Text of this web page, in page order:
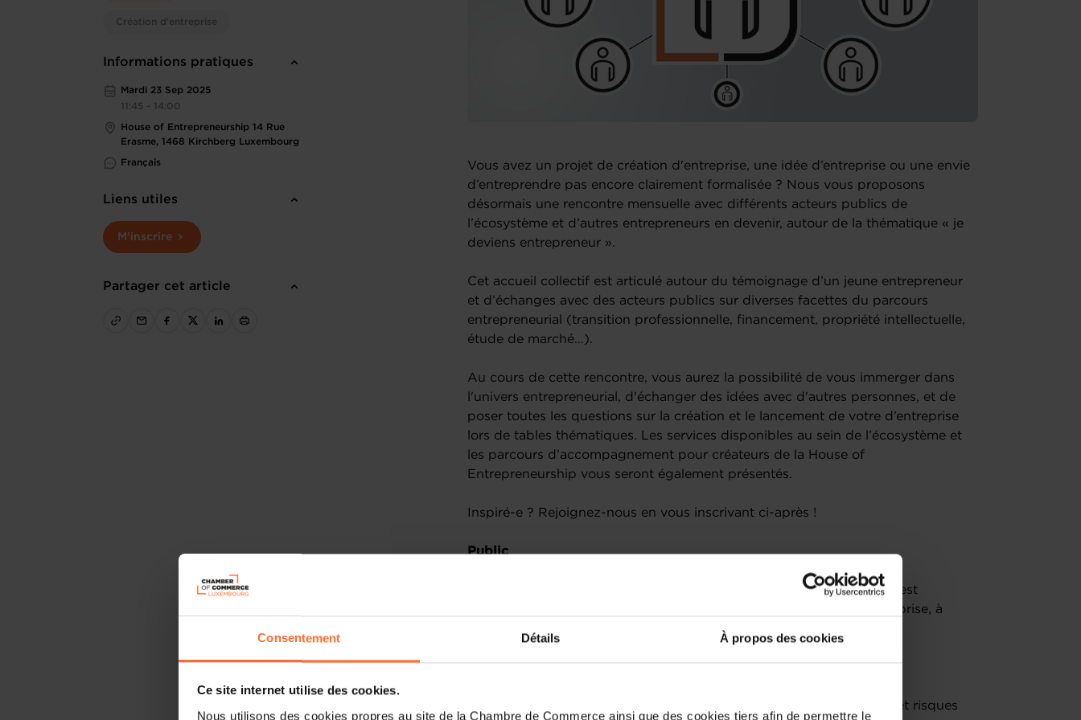
Consentement Détails À propos des cookies
Ce site internet utilise des cookies.
Nous utilisons des cookies propres au site de la Chambre de Commerce ainsi que des cookies tiers afin de permettre le
Création d'entreprise
Informations pratiques
Mardi 23 Sep 2025
11:45 - 14:00
House of Entrepreneurship 14 Rue
Erasme, 1468 Kirchberg Luxembourg
Français
Liens utiles
M'inscrire
Partager cet article
Vous avez un projet de création d'entreprise, une idée d’entreprise ou une envie
d’entreprendre pas encore clairement formalisée ? Nous vous proposons
désormais une rencontre mensuelle avec différents acteurs publics de
l’écosystème et d’autres entrepreneurs en devenir, autour de la thématique « je
deviens entrepreneur ».
Cet accueil collectif est articulé autour du témoignage d’un jeune entrepreneur
et d’échanges avec des acteurs publics sur diverses facettes du parcours
entrepreneurial (transition professionnelle, financement, propriété intellectuelle,
étude de marché…).
Au cours de cette rencontre, vous aurez la possibilité de vous immerger dans
l'univers entrepreneurial, d'échanger des idées avec d'autres personnes, et de
poser toutes les questions sur la création et le lancement de votre d’entreprise
lors de tables thématiques. Les services disponibles au sein de l’écosystème et
les parcours d’accompagnement pour créateurs de la House of
Entrepreneurship vous seront également présentés.
Inspiré-e ? Rejoignez-nous en vous inscrivant ci-après !
Public
Cette rencontre en présentiel, tenue à la House of Entrepreneurship, est
accessible à toute personne souhaitant créer ou reprendre une entreprise, à
Connaître les étapes incontournables, les conditions de réussite et risques